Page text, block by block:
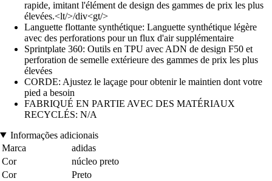
rapide, imitant l'élément de design des gammes de prix les plus
élevées.<lt/>/div<gt/>
Languette flottante synthétique: Languette synthétique légère
avec des perforations pour un flux d'air supplémentaire
Sprintplate 360: Outils en TPU avec ADN de design F50 et
perforation de semelle extérieure des gammes de prix les plus
élevées
CORDE: Ajustez le laçage pour obtenir le maintien dont votre
pied a besoin
FABRIQUÉ EN PARTIE AVEC DES MATÉRIAUX
RECYCLÉS: N/A
Informações adicionais
Marca
adidas
Cor
núcleo preto
Cor
Preto